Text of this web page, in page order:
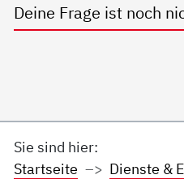
Deine Frage ist noch
Sie sind hier:
Startseite
Dienste &